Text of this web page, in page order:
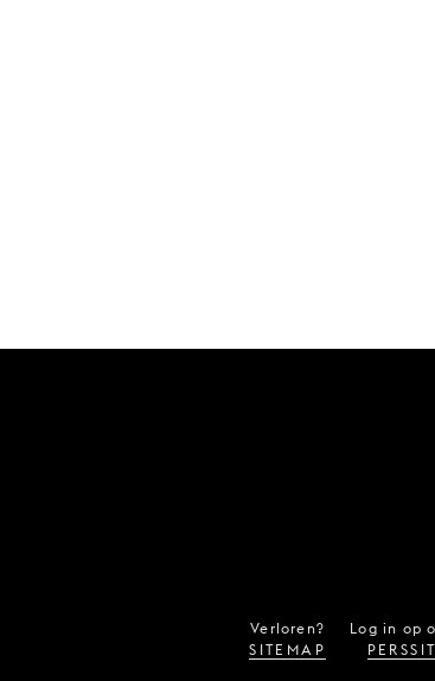
Verloren?
SITEMAP
Log in op